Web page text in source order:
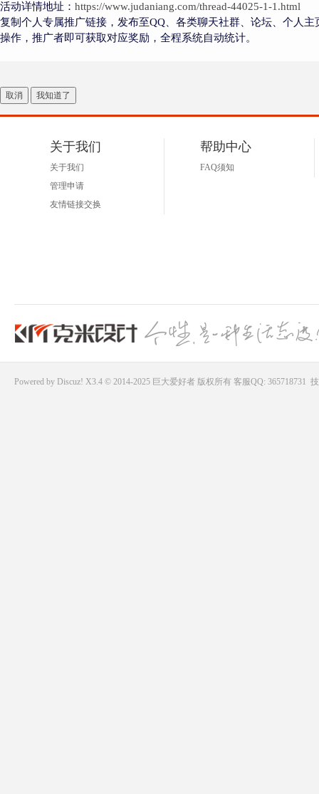
活动详情地址： https://www.judaniang.com/thread-44025-1-1.html
复制个人专属推广链接，发布至QQ、各类聊天社群、论坛、个人
操作，推广者即可获取对应奖励，全程系统自动统计。
取消 我知道了
关于我们
关于我们
管理申请
友情链接交换
帮助中心
FAQ须知
Powered by Discuz! X3.4 © 2014-2025 巨大爱好者版权所有 客服QQ: 365718731